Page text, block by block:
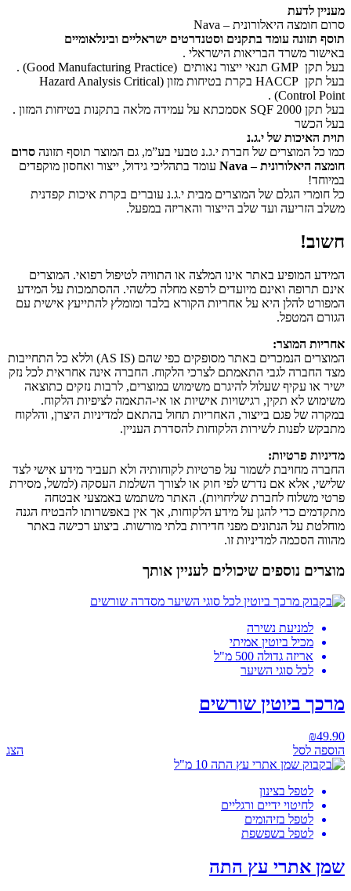
מעניין לדעת
סרום חומצה היאלורונית – Nava
תוסף תזונה עומד בתקנים וסטנדרטים ישראליים ובינלאומיים
באישור משרד הבריאות הישראלי .
בעל תקן GMP תנאי ייצור נאותים (Good Manufacturing Practice) .
בעל תקן HACCP בקרת בטיחות מזון (Hazard Analysis Critical
Control Point) .
בעל תקן SQF 2000 אסמכתא על עמידה מלאה בתקנות בטיחות המזון .
בעל הכשר
תוית האיכות של י.ג.נ
כמו כל המוצרים של חברת י.ג.נ טבעי בע”מ, גם המוצר תוסף תזונה סרום
חומצה היאלורונית – Nava
עומד בתהליכי גידול, ייצור ואחסון מוקפדים
במיוחד!
כל חומרי הגלם של המוצרים מבית י.ג.נ עוברים בקרת איכות קפדנית
משלב הזריעה ועד שלב הייצור והאריזה במפעל.
חשוב!
המידע המופיע באתר אינו המלצה או התוויה לטיפול רפואי. המוצרים
אינם תרופה ואינם מיועדים לרפא מחלה כלשהי. ההסתמכות על המידע
המפורט להלן היא על אחריות הקורא בלבד ומומלץ להתייעץ אישית עם
הגורם המטפל.
אחריות המוצר:
המוצרים הנמכרים באתר מסופקים כפי שהם (AS IS) וללא כל התחייבות
מצד החברה לגבי התאמתם לצרכי הלקוח. החברה אינה אחראית לכל נזק
ישיר או עקיף שעלול להיגרם משימוש במוצרים, לרבות נזקים כתוצאה
משימוש לא תקין, רגישויות אישיות או אי-התאמה לציפיות הלקוח.
במקרה של פגם בייצור, האחריות תחול בהתאם למדיניות היצרן, והלקוח
מתבקש לפנות לשירות הלקוחות להסדרת העניין.
מדיניות פרטיות:
החברה מחויבת לשמור על פרטיות לקוחותיה ולא תעביר מידע אישי לצד
שלישי, אלא אם נדרש לפי חוק או לצורך השלמת העסקה (למשל, מסירת
פרטי משלוח לחברת שליחויות). האתר משתמש באמצעי אבטחה
מתקדמים כדי להגן על מידע הלקוחות, אך אין באפשרותו להבטיח הגנה
מוחלטת על הנתונים מפני חדירות בלתי מורשות. ביצוע רכישה באתר
מהווה הסכמה למדיניות זו.
מוצרים נוספים שיכולים לעניין אותך
למניעת נשירה
מכיל ביוטין אמיתי
אריזה גדולה 500 מ"ל
לכל סוגי השיער
מרכך ביוטין שורשים
₪49.90
הוספה לסל
הצג
לטפל בצינון
לחיטוי ידיים ורגליים
לטפל בזיהומים
לטפל בשפשפת
שמן אתרי עץ התה